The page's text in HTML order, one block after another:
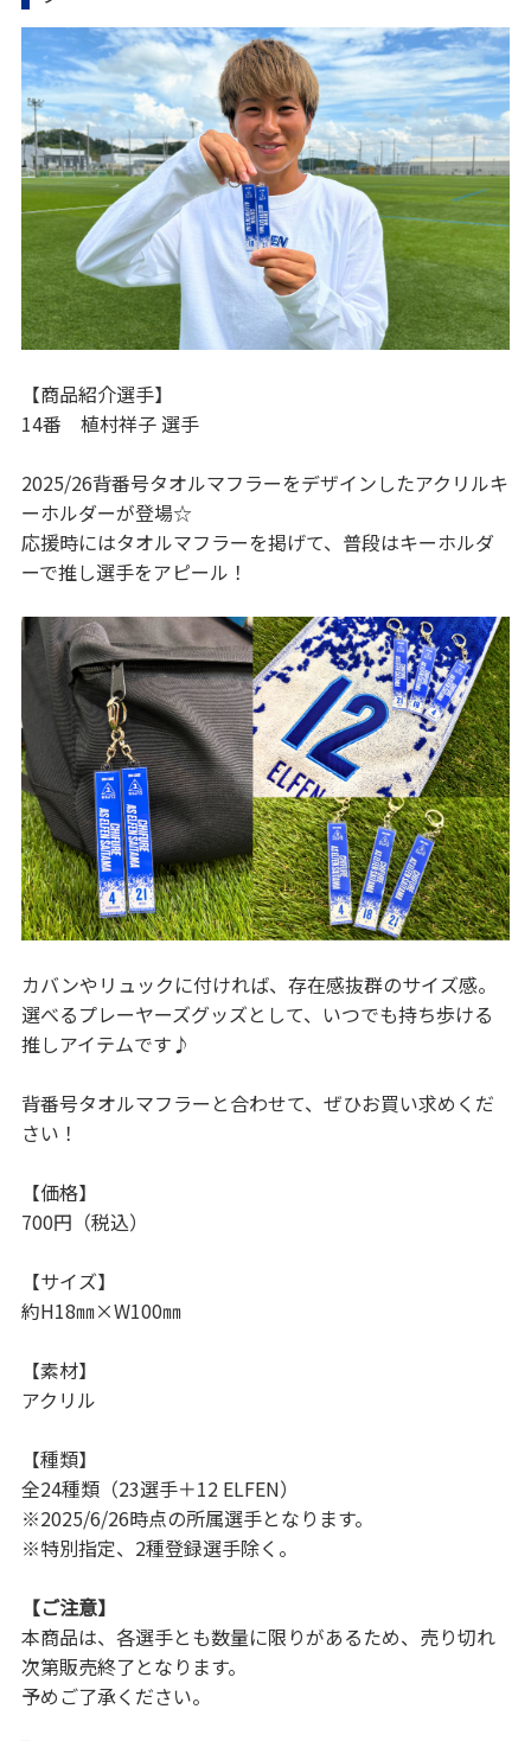
【商品紹介選手】
14番 植村祥子 選手
2025/26背番号タオルマフラーをデザインしたアクリルキ
ーホルダーが登場☆
応援時にはタオルマフラーを掲げて、普段はキーホルダ
ーで推し選手をアピール！
カバンやリュックに付ければ、存在感抜群のサイズ感。
選べるプレーヤーズグッズとして、いつでも持ち歩ける
推しアイテムです♪
背番号タオルマフラーと合わせて、ぜひお買い求めくだ
さい！
【価格】
700円（税込）
【サイズ】
約H18㎜×W100㎜
【素材】
アクリル
【種類】
全24種類（23選手＋12 ELFEN）
※2025/6/26時点の所属選手となります。
※特別指定、2種登録選手除く。
【ご注意】
本商品は、各選手とも数量に限りがあるため、売り切れ
次第販売終了となります。
予めご了承ください。